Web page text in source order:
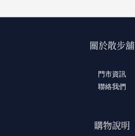
關於散步舖
門市資訊
聯絡我們
購物說明